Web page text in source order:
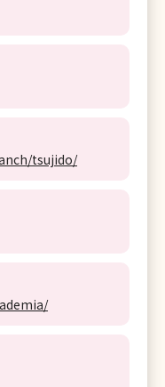
tsujido/